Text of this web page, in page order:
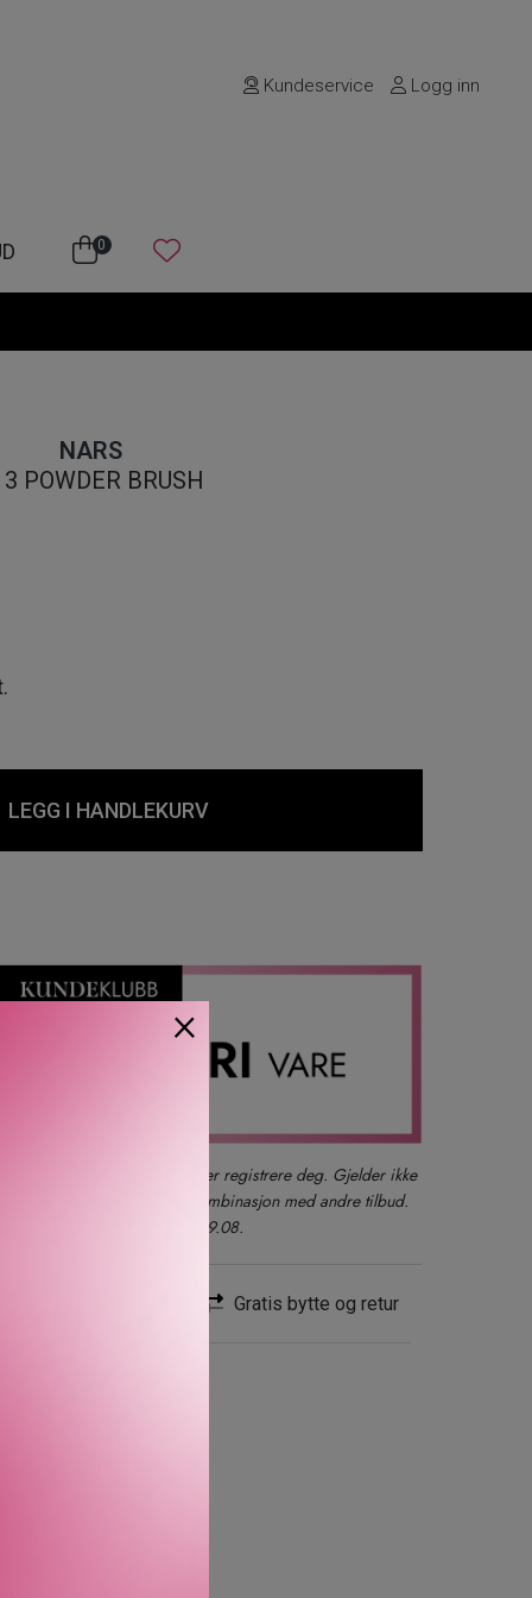
Kundeservice Logg inn
0
NARS
POWDER BRUSH
LEGG I HANDLEKURV
der du også kan logge inn eller registrere deg. Gjelder ikke
produkter, gavesett eller i kombinasjon med andre tilbud.
ett kjøp per kunde t.o.m. 09.08.
Gratis bytte og retur
×